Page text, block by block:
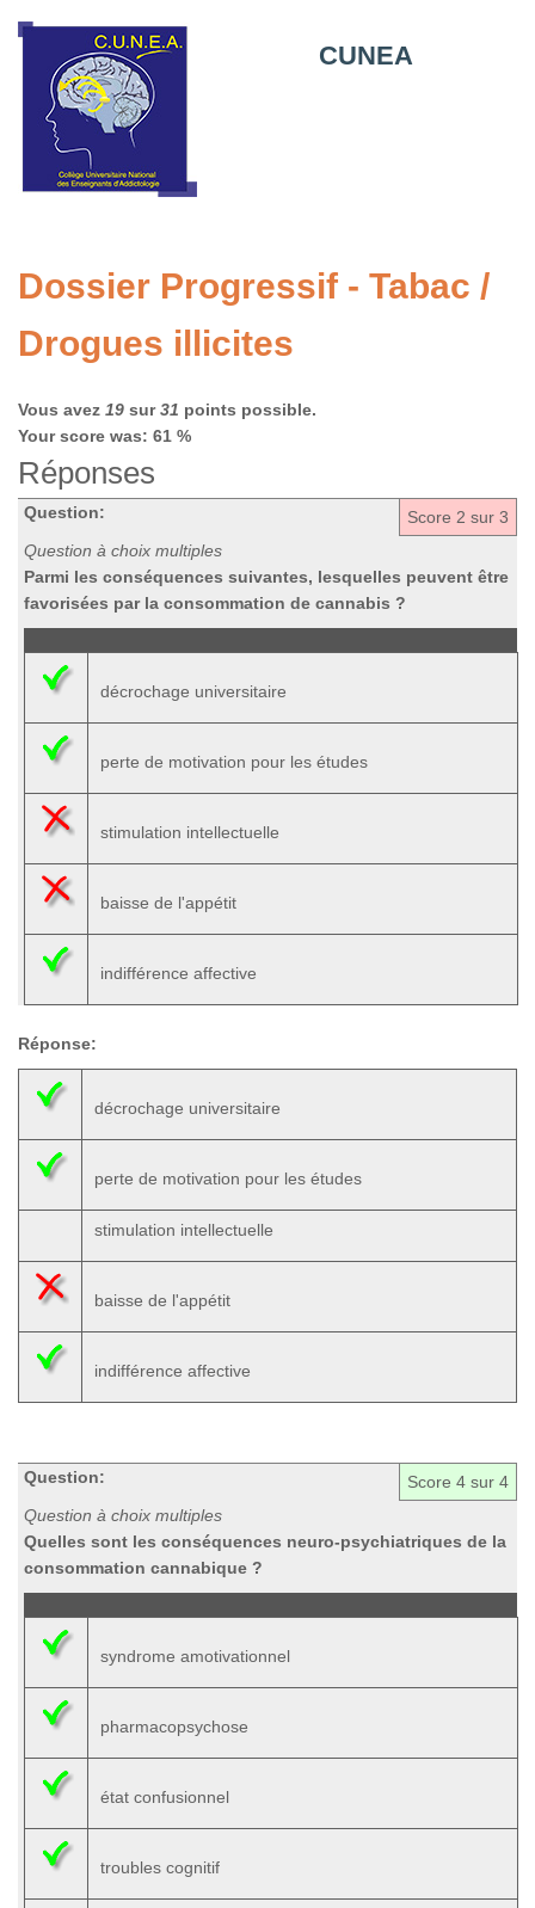
CUNEA
Dossier Progressif - Tabac /
Drogues illicites
Vous avez 19 sur31 points possible.
Your score was: 61 %
Réponses
Score 2 sur 3
Question:
Question à choix multiples
Parmi les conséquences suivantes, lesquelles peuvent être
favorisées par la consommation de cannabis ?
décrochage universitaire
perte de motivation pour les études
stimulation intellectuelle
baisse de l'appétit
indifférence affective
Réponse:
décrochage universitaire
perte de motivation pour les études
stimulation intellectuelle
baisse de l'appétit
indifférence affective
Score 4 sur 4
Question:
Question à choix multiples
Quelles sont les conséquences neuro-psychiatriques de la
consommation cannabique ?
syndrome amotivationnel
pharmacopsychose
état confusionnel
troubles cognitif